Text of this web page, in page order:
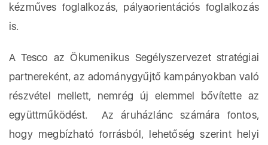
kézműves foglalkozás, pályaorientációs foglalkozás
is.
A Tesco az Ökumenikus Segélyszervezet stratégiai
partnereként, az adománygyűjtő kampányokban való
részvétel mellett, nemrég új elemmel bővítette az
együttműködést. Az áruházlánc számára fontos,
hogy megbízható forrásból, lehetőség szerint helyi